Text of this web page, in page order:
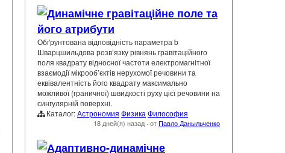
Динамічне гравітаційне поле та
його атрибути
Обґрунтована відповідність параметра b
Шварцшильдова розв’язку рівнянь гравітаційного
поля квадрату відносної частоти електромагнітної
взаємодії мікрооб’єктів нерухомої речовини та
еквівалентність його квадрату максимально
можливої (граничної) швидкості руху цієї речовини на
сингулярній поверхні.
Каталог:Астрономия Физика Философия
18 дней(я) назад· отПавло Даныльченко
Адаптивно-динамічне